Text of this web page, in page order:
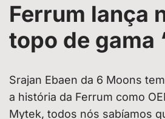
Ferrum lança
topo de gama
Srajan Ebaen da 6 Moons
a história da Ferrum como
Mytek, todos nós sabíamos